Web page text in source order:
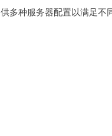
多种服务器配置以满足